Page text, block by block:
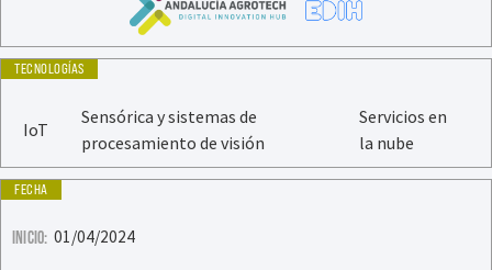
TECNOLOGÍAS
IoT
Sensórica y sistemas de
procesamiento de visión
Servicios en
la nube
FECHA
INICIO: 01/04/2024